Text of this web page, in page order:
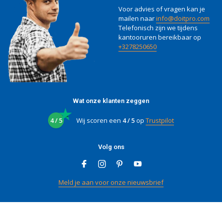
Voor advies of vragen kan je
mailen naarinfo@doitpro.com
Telefonisch zijn we tijdens
kantooruren bereikbaar op
+3278250650
Wat onze klanten zeggen
4 / 5 Wij scoren een 4 / 5op Trustpilot
Volg ons
Meld je aan voor onze nieuwsbrief